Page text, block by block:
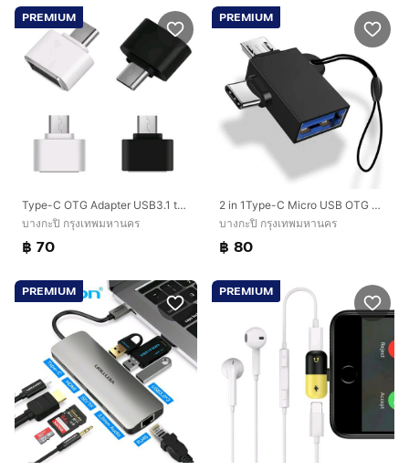
PREMIUM
Type-C OTG Adapter USB3.1 to USB2.0 Type-A Connector
บางกะปิ กรุงเทพมหานคร
฿ 70
PREMIUM
2 in 1Type-C Micro USB OTG Adapter
บางกะปิ กรุงเทพมหานคร
฿ 80
PREMIUM PREMIUM